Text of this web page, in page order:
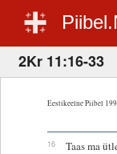
2Kr 11:16-33
Eestikeelne Piibel
16
Taas ma